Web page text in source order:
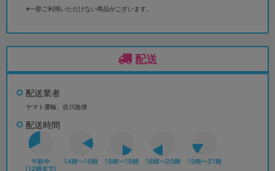
※一部ご利用いただけない商品がございます。
配送
配送業者
ヤマト運輸、佐川急便
配送時間